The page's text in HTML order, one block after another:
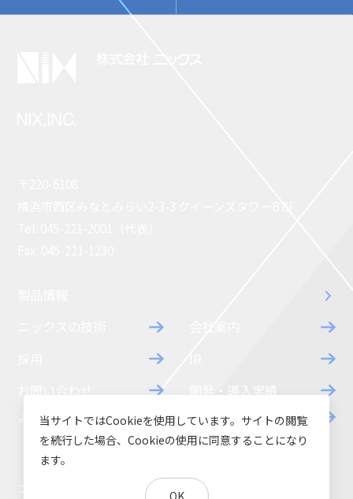
開発・導入実績
よくあるご質問
ダウンロード
お知らせ
当サイトではCookieを使用しています。サイトの閲覧
を続行した場合、Cookieの使用に同意することになり
ます。
OK